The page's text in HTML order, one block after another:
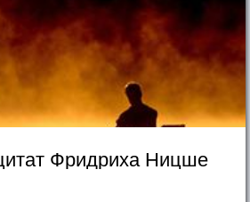
Фридриха Ницше